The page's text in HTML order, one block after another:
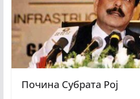
Почина Субрата Рој